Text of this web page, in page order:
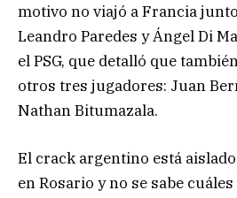
motivo no viajó a Francia
Leandro Paredes y Ángel Di
el PSG, que detalló que
otros tres jugadores: Juan
Nathan Bitumazala.
El crack argentino está
en Rosario y no se sabe